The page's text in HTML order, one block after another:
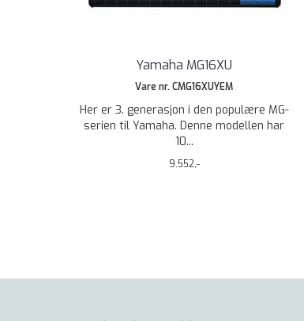
Yamaha MG16XU
Vare nr. CMG16XUYEM
Her er 3. generasjon i den populære MG-
serien til Yamaha. Denne modellen har
10...
9.552,-